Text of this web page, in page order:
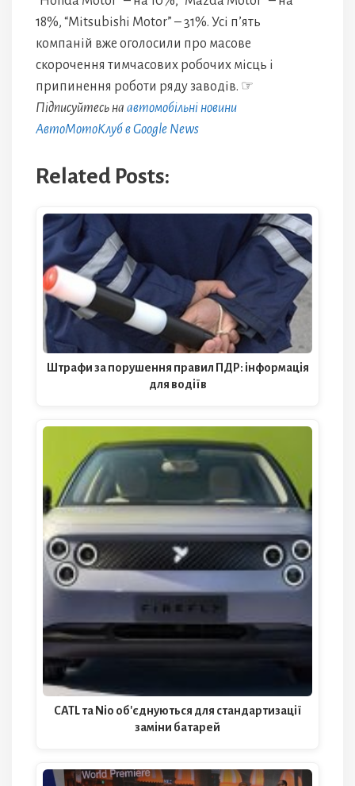
18%, “Mitsubishi Motor” – 31%. Усі п’ять
компаній вже оголосили про масове
скорочення тимчасових робочих місць і
припинення роботи ряду заводів. ☞
Підписуйтесь на автомобільні новини
АвтоМотоКлуб в Google News
Related Posts:
Штрафи за порушення правил ПДР: інформація
для водіїв
CATL та Nio об'єднуються для стандартизації
заміни батарей